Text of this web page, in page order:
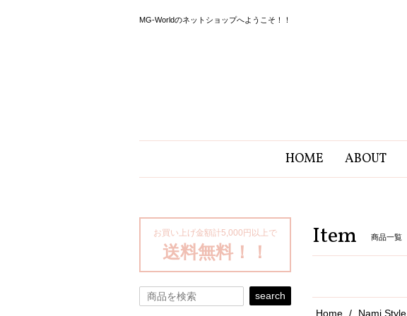
MG-Worldのネットショップへようこそ！！
HOME ABOUT
Item 商品一覧
Home Nami Style
お買い上げ金額計5,000円以上で
送料無料！！
search